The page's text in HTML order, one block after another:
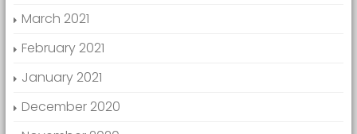
March 2021
February 2021
January 2021
December 2020